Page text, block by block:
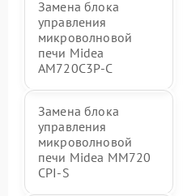
Замена блока
управления
микроволновой
печи Midea
AM720C3P-C
Замена блока
управления
микроволновой
печи Midea MM720
CPI-S